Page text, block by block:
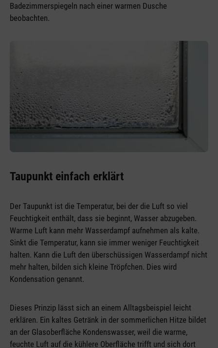
Badezimmerspiegeln nach einer warmen Dusche
beobachten.
Taupunkt einfach erklärt
Der Taupunkt ist die Temperatur, bei der die Luft so viel
Feuchtigkeit enthält, dass sie beginnt, Wasser abzugeben.
Warme Luft kann mehr Wasserdampf aufnehmen als kalte.
Sinkt die Temperatur, kann sie immer weniger Feuchtigkeit
halten. Kann die Luft den überschüssigen Wasserdampf nicht
mehr halten, bilden sich kleine Tröpfchen. Dies wird
Kondensation genannt.
Dieses Prinzip lässt sich an einem Alltagsbeispiel leicht
erklären. Ein kaltes Getränk in der sommerlichen Hitze bildet
an der Glasoberfläche Kondenswasser, weil die warme,
feuchte Luft auf die kühlere Oberfläche trifft und sich dort